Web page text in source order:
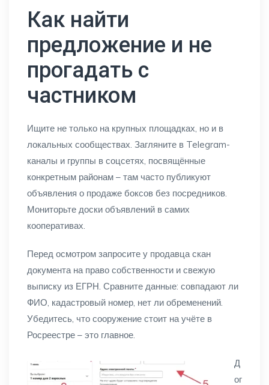
Как найти
предложение и не
прогадать с
частником
Ищите не только на крупных площадках, но и в
локальных сообществах. Загляните в Telegram-
каналы и группы в соцсетях, посвящённые
конкретным районам – там часто публикуют
объявления о продаже боксов без посредников.
Мониторьте доски объявлений в самих
кооперативах.
Перед осмотром запросите у продавца скан
документа на право собственности и свежую
выписку из ЕГРН. Сравните данные: совпадают ли
ФИО, кадастровый номер, нет ли обременений.
Убедитесь, что сооружение стоит на учёте в
Росреестре – это главное.
Д
ог